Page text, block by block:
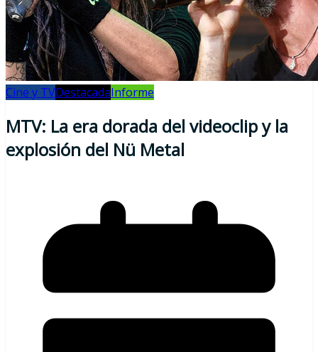
Cine y TVDestacadaInforme
MTV: La era dorada del videoclip y la
explosión del Nü Metal